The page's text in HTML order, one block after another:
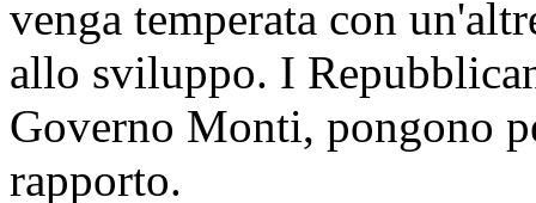
venga temperata con
allo sviluppo. I
Governo Monti, pongono
rapporto.